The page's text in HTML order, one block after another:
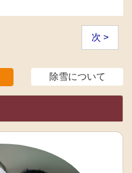
次 >
除雪について